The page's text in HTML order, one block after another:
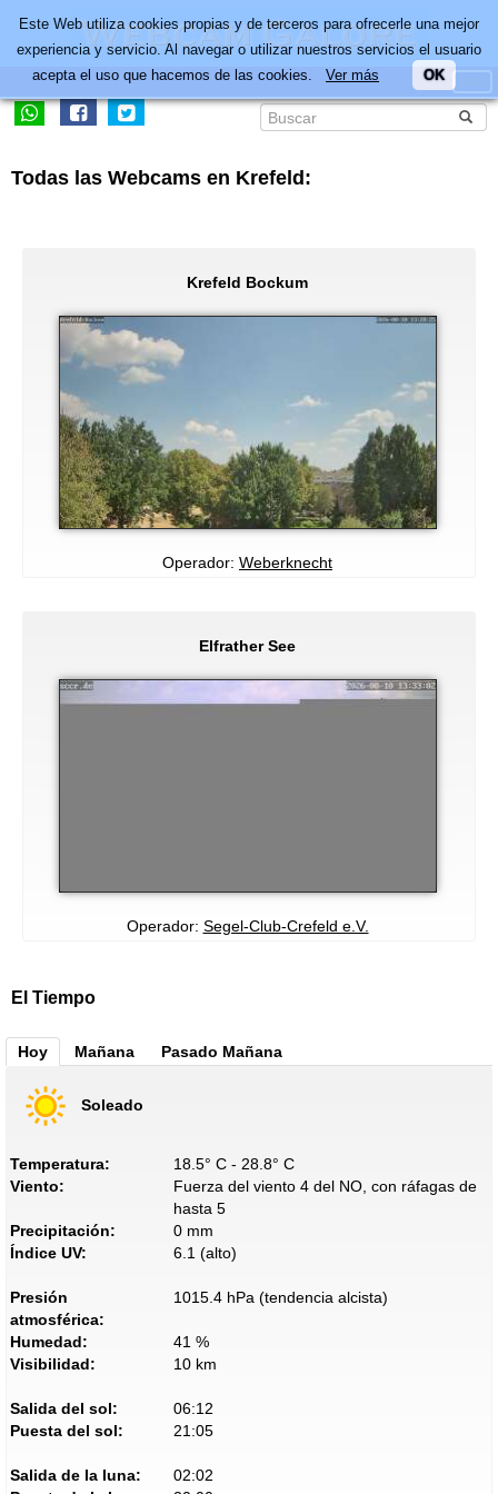
Todas las Webcams en Krefeld:
Krefeld Bockum
Operador: Weberknecht
Elfrather See
Operador: Segel-Club-Crefeld e.V.
El Tiempo
Hoy Mañana Pasado Mañana
Soleado
Temperatura:
18.5° C - 28.8° C
Viento:
Fuerza del viento 4 del NO, con ráfagas de
hasta 5
Precipitación:
0 mm
Índice UV:
6.1 (alto)
Presión
atmosférica:
1015.4 hPa (tendencia alcista)
Humedad:
41 %
Visibilidad:
10 km
Salida del sol:
06:12
Puesta del sol:
21:05
Salida de la luna:
02:02
Este Web utiliza cookies propias y de terceros para ofrecerle una mejor
experiencia y servicio. Al navegar o utilizar nuestros servicios el usuario
acepta el uso que hacemos de las cookies. Ver más OK